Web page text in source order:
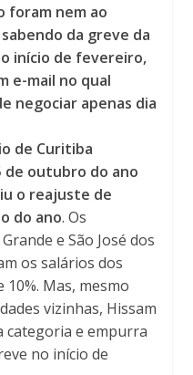
foram nem ao
da greve da
início de fevereiro,
e-mail no qual
negociar apenas dia
de Curitiba
de outubro do ano
o reajuste de
do ano. Os
e São José dos
os salários dos
Mas, mesmo
vizinhas, Hissam
categoria e empurra
no início de